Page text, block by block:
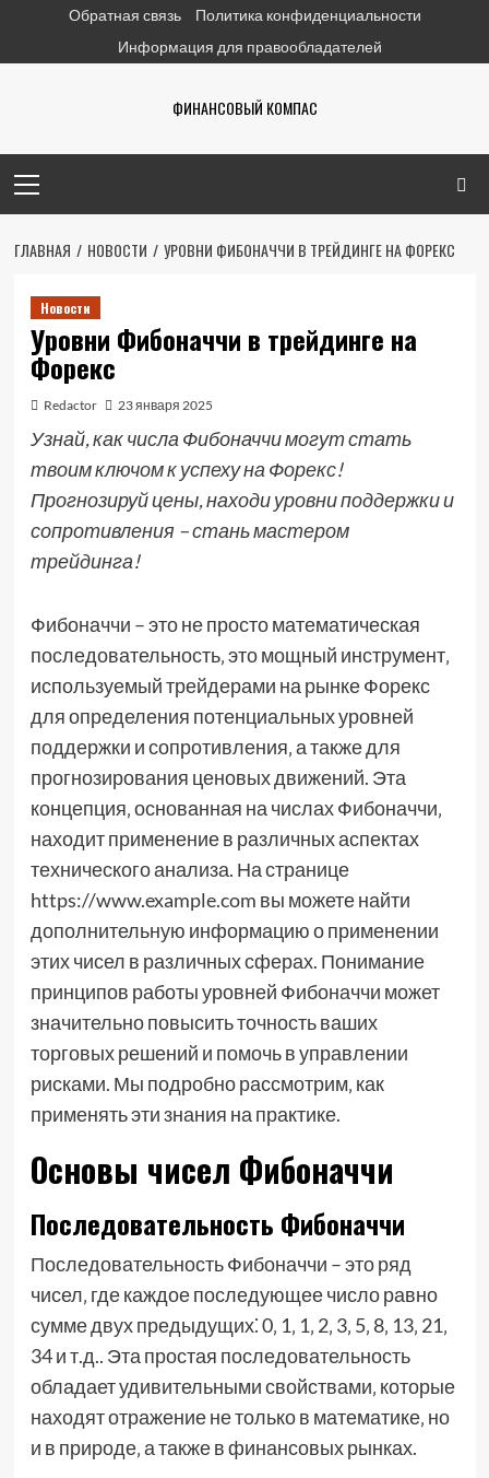
содержимому
Обратная связь
Политика конфиденциальности
Информация для правообладателей
ФИНАНСОВЫЙ КОМПАС
меню
ГЛАВНАЯ НОВОСТИ УРОВНИ ФИБОНАЧЧИ В ТРЕЙДИНГЕ НА ФОРЕКС
Новости
Уровни Фибоначчи в трейдинге на
Форекс
Redactor 23 января 2025
Узнай, как числа Фибоначчи могут стать
твоим ключом к успеху на Форекс!
Прогнозируй цены, находи уровни поддержки и
сопротивления – стань мастером
трейдинга!
Фибоначчи – это не просто математическая
последовательность‚ это мощный инструмент‚
используемый трейдерами на рынке Форекс
для определения потенциальных уровней
поддержки и сопротивления‚ а также для
прогнозирования ценовых движений. Эта
концепция‚ основанная на числах Фибоначчи‚
находит применение в различных аспектах
технического анализа. На странице
https://www.example.com вы можете найти
дополнительную информацию о применении
этих чисел в различных сферах. Понимание
принципов работы уровней Фибоначчи может
значительно повысить точность ваших
торговых решений и помочь в управлении
рисками. Мы подробно рассмотрим‚ как
применять эти знания на практике.
Основы чисел Фибоначчи
Последовательность Фибоначчи
Последовательность Фибоначчи – это ряд
чисел‚ где каждое последующее число равно
сумме двух предыдущих⁚ 0‚ 1‚ 1‚ 2‚ 3‚ 5‚ 8‚ 13‚ 21‚
34 и т.д.. Эта простая последовательность
обладает удивительными свойствами‚ которые
находят отражение не только в математике‚ но
и в природе‚ а также в финансовых рынках.